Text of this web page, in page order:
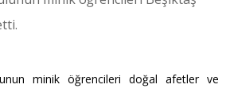
minik öğrencileri doğal afetler ve